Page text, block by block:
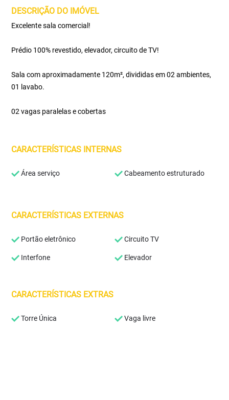
DESCRIÇÃO DO IMÓVEL
Excelente sala comercial!
Prédio 100% revestido, elevador, circuito de TV!
Sala com aproximadamente 120m², divididas em 02 ambientes,
01 lavabo.
02 vagas paralelas e cobertas
CARACTERÍSTICAS INTERNAS
Área serviço Cabeamento estruturado
CARACTERÍSTICAS EXTERNAS
Portão eletrônico Circuito TV
Interfone Elevador
CARACTERÍSTICAS EXTRAS
Torre Única Vaga livre